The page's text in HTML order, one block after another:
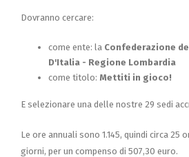
Dovranno cercare:
come ente: la Confederazione
D'Italia - Regione Lombardia
come titolo: Mettiti in gioco!
E selezionare una delle nostre 29 sedi
Le ore annuali sono 1.145, quindi circa 25
giorni, per un compenso di 507,30 euro.